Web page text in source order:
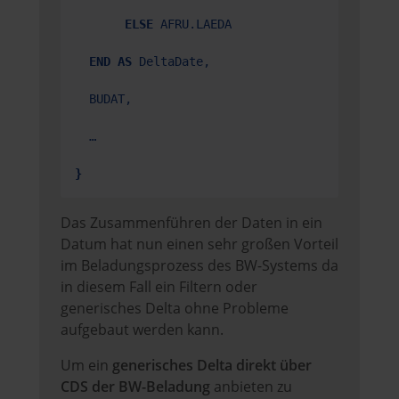
ELSE AFRU.LAEDA
END AS DeltaDate,
BUDAT,
…
}
Das Zusammenführen der Daten in ein
Datum hat nun einen sehr großen Vorteil
im Beladungsprozess des BW-Systems da
in diesem Fall ein Filtern oder
generisches Delta ohne Probleme
aufgebaut werden kann.
Um ein generisches Delta direkt über
CDS der BW-Beladung anbieten zu